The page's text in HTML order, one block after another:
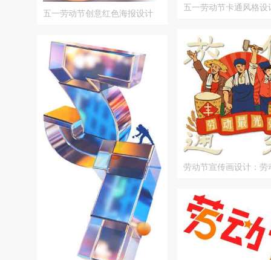
五一劳动节创意红色海报设计 五一劳动节卡通风格设
劳动节宣传画设计：劳